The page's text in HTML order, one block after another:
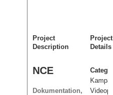
Project
Description
NCE
Dokumentation,
Project
Details